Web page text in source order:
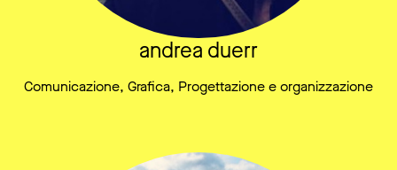
andrea duerr
Comunicazione, Grafica, Progettazione e organizzazione